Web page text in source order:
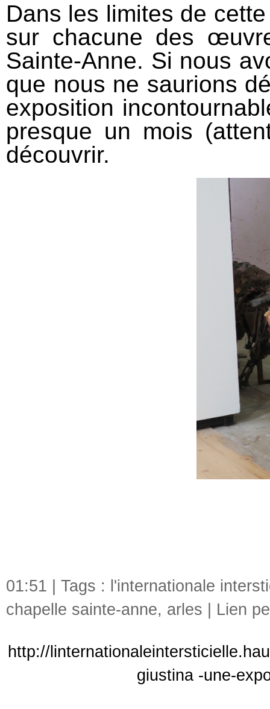
Dans les limites de
sur chacune des
Sainte-Anne. Si nous
que nous ne saurions
exposition
presque un mois
découvrir.
01:51 | Tags : l'internationale
chapelle sainte-anne, arles Lien
http://
giustina -une-